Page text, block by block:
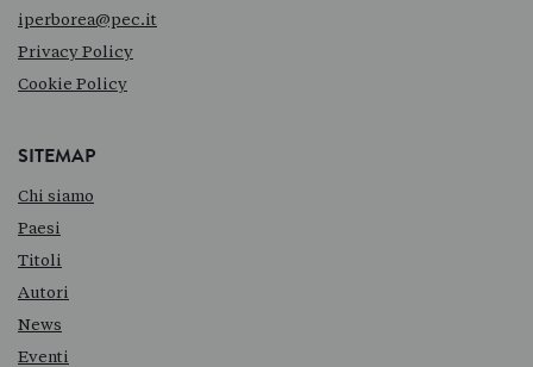
iperborea@pec.it
Privacy Policy
Cookie Policy
SITEMAP
Chi siamo
Paesi
Titoli
Autori
News
Eventi